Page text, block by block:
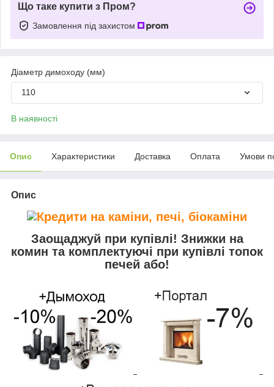
Що таке купити з Пром?
Замовлення під захистом
Діаметр димоходу (мм)
110
В наявності
Опис Характеристики Доставка Оплата Умови
Опис
Заощаджуй при купівлі! Знижки на
комин та комплектуючі при купівлі топок
печей або!